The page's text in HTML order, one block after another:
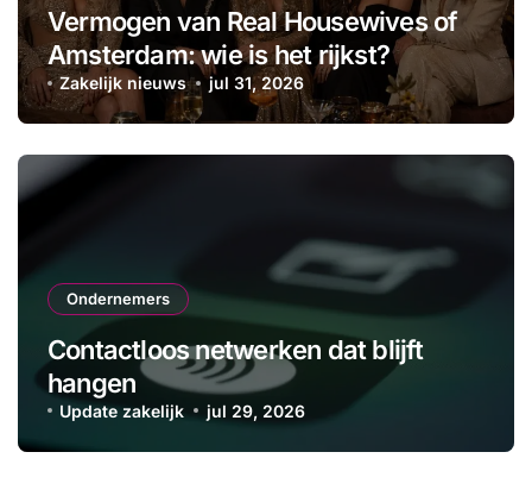
Vermogen van Real Housewives of
Amsterdam: wie is het rijkst?
Zakelijk nieuws jul 31, 2026
Ondernemers
Contactloos netwerken dat blijft
hangen
Update zakelijk jul 29, 2026